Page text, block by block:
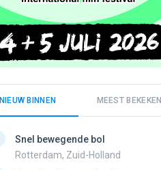
NIEUW BINNEN MEEST BEKEKEN
Snel bewegende bol
Rotterdam, Zuid-Holland